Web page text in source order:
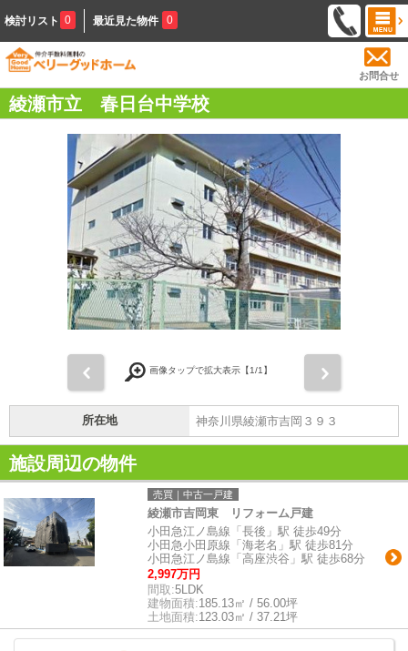
検討リスト 0 最近見た物件 0
お問合せ
綾瀬市立 春日台中学校
画像タップで拡大表示【1/1】
所在地 神奈川県綾瀬市吉岡３９３
施設周辺の物件
売買｜中古一戸建
綾瀬市吉岡東 リフォーム戸建
小田急江ノ島線「長後」駅 徒歩49分
小田急小田原線「海老名」駅 徒歩81分
小田急江ノ島線「高座渋谷」駅 徒歩68分
2,997万円
間取:5LDK
建物面積:185.13㎡ / 56.00坪
土地面積:123.03㎡ / 37.21坪